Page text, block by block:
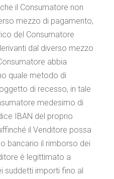
il Consumatore non
mezzo di pagamento,
del Consumatore
dal diverso mezzo
abbia
quale metodo di
di recesso, in tale
medesimo di
IBAN del proprio
il Venditore possa
bancario il rimborso dei
è legittimato a
suddetti importi fino al